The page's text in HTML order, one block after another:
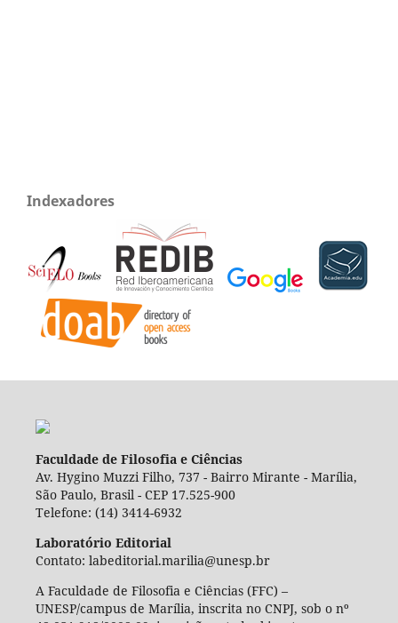
Indexadores
Faculdade de Filosofia e Ciências
Av. Hygino Muzzi Filho, 737 - Bairro Mirante - Marília,
São Paulo, Brasil - CEP 17.525-900
Telefone: (14) 3414-6932
Laboratório Editorial
Contato: labeditorial.marilia@unesp.br
A Faculdade de Filosofia e Ciências (FFC) –
UNESP/campus de Marília, inscrita no CNPJ, sob o nº